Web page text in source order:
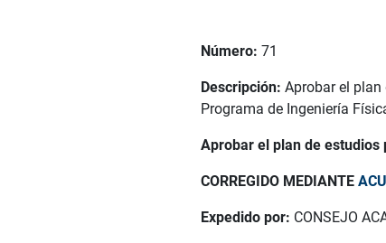
Número: 71
Descripción: Aprobar el plan
Programa de Ingeniería
Aprobar el plan de
CORREGIDO MEDIANTE
Expedido por: CONSEJO